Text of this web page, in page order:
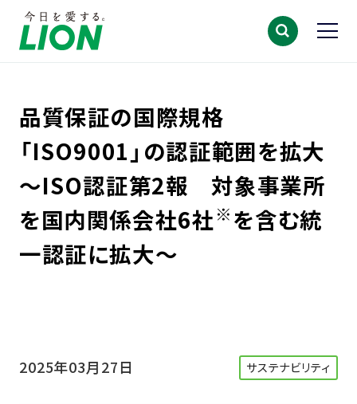
品質保証の国際規格
「ISO9001」の認証範囲を拡大
～ISO認証第2報 対象事業所
を国内関係会社6社※ を含む統
一認証に拡大～
2025年03月27日 サステナビリティ